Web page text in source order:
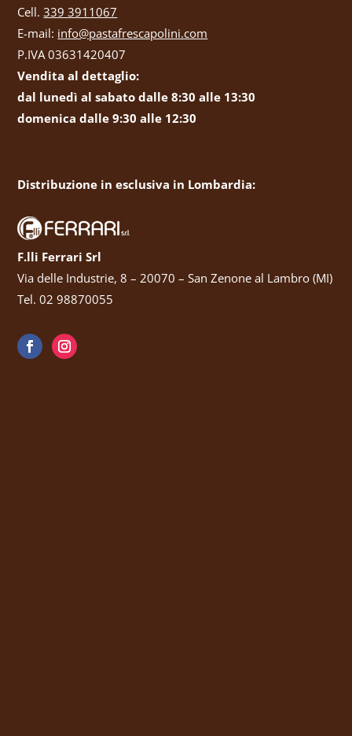
Cell.339 3911067
E-mail: info@pastafrescapolini.com
P.IVA 03631420407
Vendita al dettaglio:
dal lunedì al sabato dalle 8:30 alle 13:30
domenica dalle 9:30 alle 12:30
Distribuzione in esclusiva in Lombardia:
F.lli Ferrari Srl
Via delle Industrie, 8 – 20070 – San Zenone al Lambro (MI)
Tel. 02 98870055